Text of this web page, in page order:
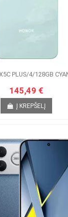
PLUS/4/128GB
145,49 €
Į KREPŠELĮ